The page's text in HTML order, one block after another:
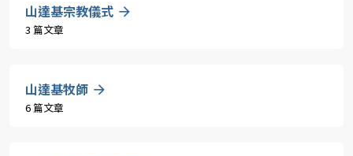
山達基宗教儀式
3 篇文章
山達基牧師
6 篇文章